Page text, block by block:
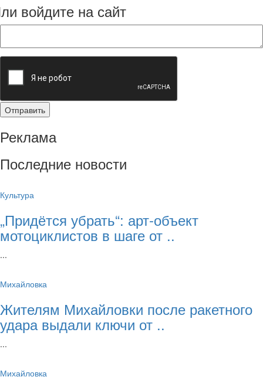
войдите на сайт
Реклама
Последние новости
Культура
„Придётся убрать“: арт‑объект
мотоциклистов в шаге от ..
...
Михайловка
Жителям Михайловки после ракетного
удара выдали ключи от ..
...
Михайловка